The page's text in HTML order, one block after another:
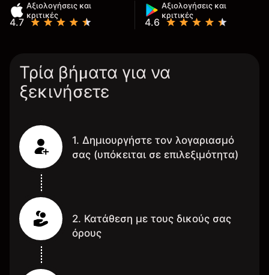
Αξιολογήσεις και
κριτικές
4.7
Αξιολογήσεις και
κριτικές
4.6
Τρία βήματα για να
ξεκινήσετε
1. Δημιουργήστε τον λογαριασμό
σας (υπόκειται σε επιλεξιμότητα)
2. Κατάθεση με τους δικούς σας
όρους